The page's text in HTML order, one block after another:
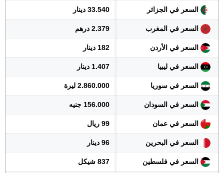
السعر في الجزائر 33.540 دينار
السعر في المغرب 2.379 درهم
السعر في الأردن 182 دينار
السعر في ليبيا 1.407 دينار
السعر في سوريا 2.860.000 ليرة
السعر في السودان 156.000 جنيه
السعر في عمان 99 ريال
السعر في البحرين 96 دينار
السعر في فلسطين 837 شيكل